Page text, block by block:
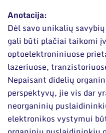
Dokumentai
Anotacija:
Dėl savo unikalių
gali būti plačiai taikomi
optoelektroniniuose
lazeriuose,
Nepaisant didelių
perspektyvų, jie vis dar
neorganinių
elektronikos vystymui